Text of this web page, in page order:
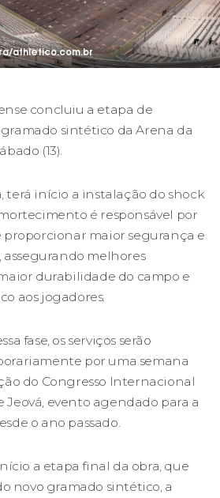
athletico.com.br
concluiu a etapa de
sintético da Arena da
(13).
terá início a instalação do shock
é responsável por
proporcionar maior segurança e
assegurando melhores
durabilidade do campo e
aos jogadores.
fase, os serviços serão
por uma semana
do Congresso Internacional
Jeová, evento agendado para a
o ano passado.
a etapa final da obra, que
novo gramado sintético, a